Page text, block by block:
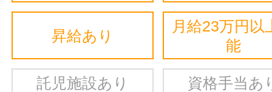
昇給あり
月給23万円以
能
託児施設あり 資格手当あ